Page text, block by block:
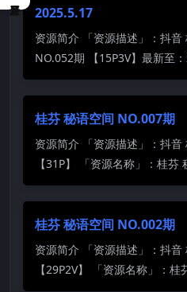
2025.5.17
资源简介 「资源描述」：抖
NO.052期 【15P3V】最新至
桂芬 秘语空间 NO.007期
资源简介 「资源描述」：抖
【31P】 「资源名称」：桂芬
桂芬 秘语空间 NO.002期
资源简介 「资源描述」：抖
【29P2V】 「资源名称」：